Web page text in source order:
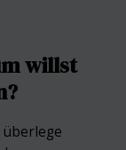
willst
überlege